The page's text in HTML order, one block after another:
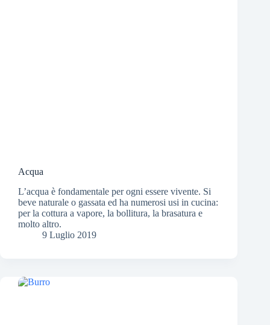
Acqua
L’acqua è fondamentale per ogni essere vivente. Si
beve naturale o gassata ed ha numerosi usi in cucina:
per la cottura a vapore, la bollitura, la brasatura e
molto altro.
9 Luglio 2019